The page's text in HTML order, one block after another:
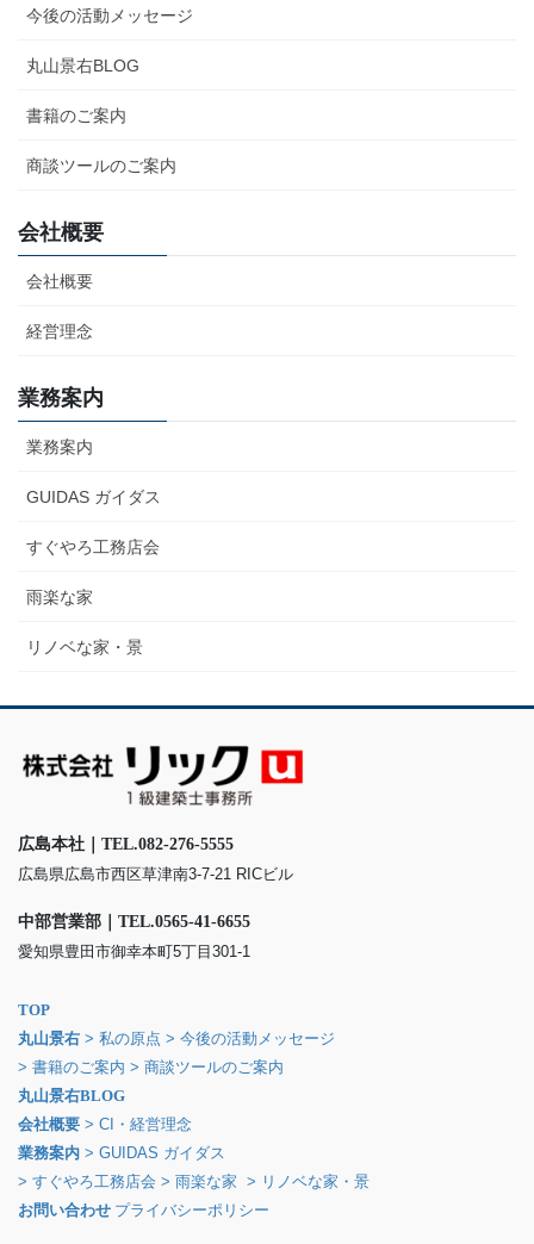
今後の活動メッセージ
丸山景右BLOG
書籍のご案内
商談ツールのご案内
会社概要
会社概要
経営理念
業務案内
業務案内
GUIDAS ガイダス
すぐやろ工務店会
雨楽な家
リノベな家・景
広島本社｜TEL.082-276-5555
広島県広島市西区草津南3-7-21 RICビル
中部営業部｜TEL.0565-41-6655
愛知県豊田市御幸本町5丁目301-1
TOP
丸山景右 > 私の原点 > 今後の活動メッセージ
> 書籍のご案内 > 商談ツールのご案内
丸山景右BLOG
会社概要 > CI・経営理念
業務案内 > GUIDAS ガイダス
> すぐやろ工務店会 > 雨楽な家 > リノベな家・景
お問い合わせ プライバシーポリシー